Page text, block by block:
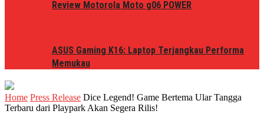
Review Motorola Moto g06 POWER
ASUS Gaming K16: Laptop Terjangkau Performa
Memukau
Home Press Release Dice Legend! Game Bertema Ular Tangga
Terbaru dari Playpark Akan Segera Rilis!